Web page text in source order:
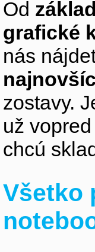
Od
grafické
nás
zostavy.
už
chcú
Všetko